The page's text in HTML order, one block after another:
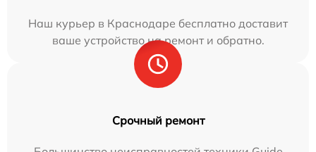
Наш курьер в Краснодаре бесплатно доставит
ваше устройство на ремонт и обратно.
Срочный ремонт